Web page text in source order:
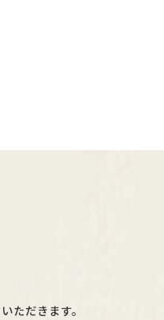
ただきます。